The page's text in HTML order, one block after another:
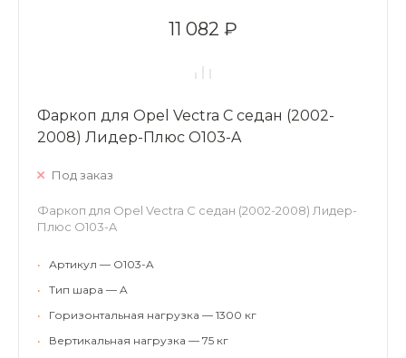
11 082 ₽
Фаркоп для Opel Vectra C седан (2002-
2008) Лидер-Плюс O103-A
Под заказ
Фаркоп для Opel Vectra C седан (2002-2008) Лидер-
Плюс O103-A
•
Артикул — O103-A
•
Тип шара — A
•
Горизонтальная нагрузка — 1300 кг
•
Вертикальная нагрузка — 75 кг